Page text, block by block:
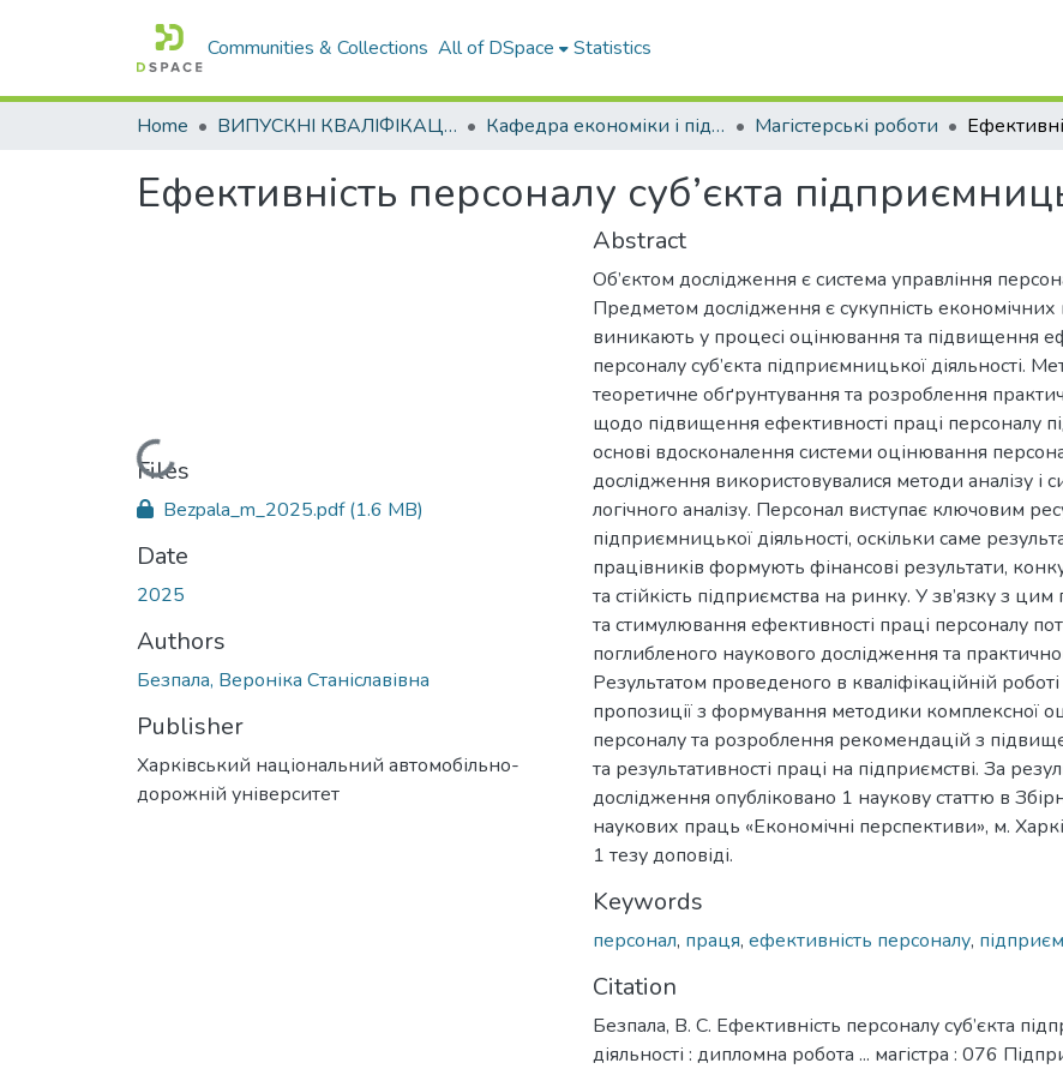
Communities & Collections All of DSpace Statistics
Home ВИПУСКНІ КВАЛІФІКАЦІЙНІ РОБОТИ Кафедра економіки і підприємництва Магістерські роботи
Ефективність персоналу суб’єкта
Loading...
Files
Bezpala_m_2025.pdf(1.6 MB)
Date
2025
Authors
Безпала, Вероніка Станіславівна
Publisher
Харківський національний автомобільно-
дорожній університет
Abstract
Об’єктом дослідження є система управління
Предметом дослідження є сукупність
виникають у процесі оцінювання та підвищення
персоналу суб’єкта підприємницької діяльності.
теоретичне обґрунтування та розроблення
щодо підвищення ефективності праці персоналу
основі вдосконалення системи оцінювання
дослідження використовувалися методи аналізу і
логічного аналізу. Персонал виступає ключовим
підприємницької діяльності, оскільки саме
працівників формують фінансові результати,
та стійкість підприємства на ринку. У зв’язку з
та стимулювання ефективності праці персоналу
поглибленого наукового дослідження та
Результатом проведеного в кваліфікаційній
пропозиції з формування методики комплексної
персоналу та розроблення рекомендацій з
та результативності праці на підприємстві. За
дослідження опубліковано 1 наукову статтю в
наукових праць «Економічні перспективи», м.
1 тезу доповіді.
Keywords
персонал, праця, ефективність персоналу,
Citation
Безпала, В. С. Ефективність персоналу суб’єкта
діяльності : дипломна робота ... магістра : 076